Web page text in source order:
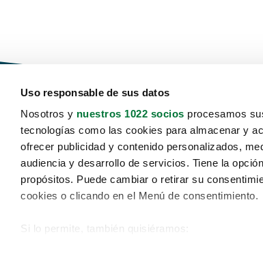
Uso responsable de sus datos
Nosotros y nuestros 1022 socios procesamos
tecnologías como las cookies para almacenar y
ofrecer publicidad y contenido personalizados,
audiencia y desarrollo de servicios. Tiene la
propósitos. Puede cambiar o retirar su
cookies o clicando en el Menú de consentimiento.
Si lo permite, también quisiéramos: